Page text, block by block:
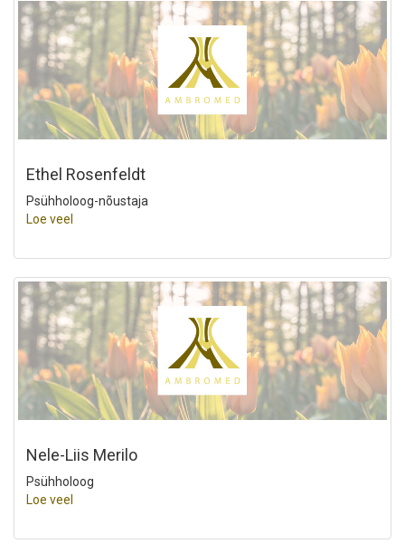
Ethel Rosenfeldt
Psühholoog-nõustaja
Loe veel
Nele-Liis Merilo
Psühholoog
Loe veel